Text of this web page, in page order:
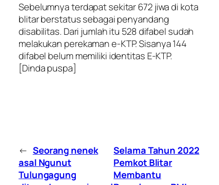
Sebelumnya terdapat sekitar 672 jiwa di kota
blitar berstatus sebagai penyandang
disabilitas. Dari jumlah itu 528 difabel sudah
melakukan perekaman e-KTP. Sisanya 144
difabel belum memiliki identitas E-KTP.
[Dinda puspa]
← Seorang nenek
asal Ngunut
Tulungagung
Selama Tahun 2022
Pemkot Blitar
Membantu